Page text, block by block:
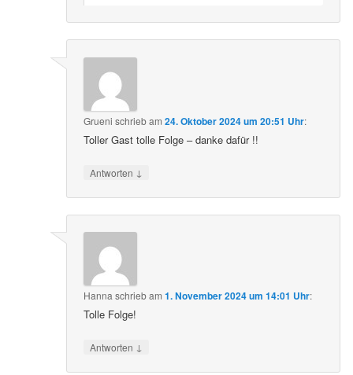
Grueni schriebam24. Oktober 2024 um 20:51 Uhr:
Toller Gast tolle Folge – danke dafür !!
Antworten ↓
Hanna schriebam1. November 2024 um 14:01 Uhr:
Tolle Folge!
Antworten ↓